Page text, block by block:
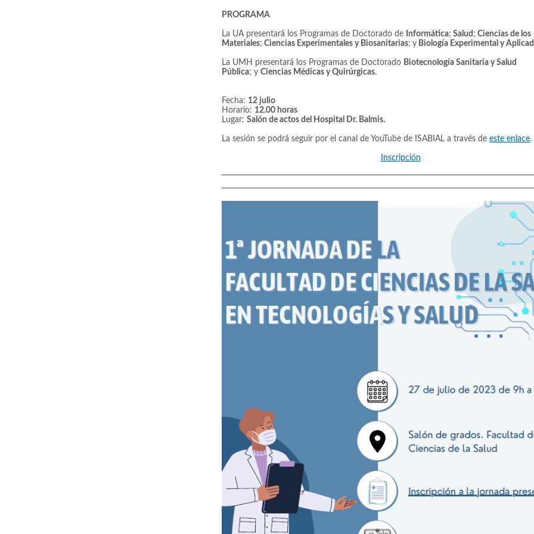
PROGRAMA
La UA presentará los Programas de Doctorado de Informática; Salud ; Ciencias de los
Materiales; Ciencias Experimentales y Biosanitarias; y Biología Experimental y
La UMH presentará los Programas de Doctorado Biotecnología Sanitaria y Salud
Pública; y Ciencias Médicas y Quirúrgicas.
Fecha: 12 julio
Horario: 12.00 horas
Lugar: Salón de actos del Hospital Dr. Balmis.
La sesión se podrá seguir por el canal de YouTube de ISABIAL a través de este enlace.
Inscripción